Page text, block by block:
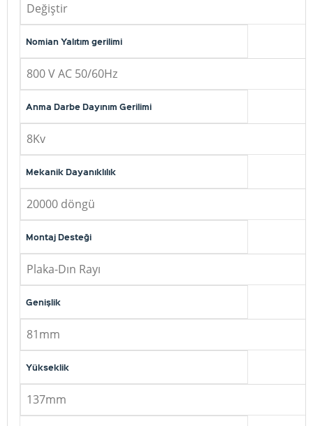
Değiştir
Nomian Yalıtım gerilimi
800 V AC 50/60Hz
Anma Darbe Dayınım Gerilimi
8Kv
Mekanik Dayanıklılık
20000 döngü
Montaj Desteği
Plaka-Dın Rayı
Genişlik
81mm
Yükseklik
137mm